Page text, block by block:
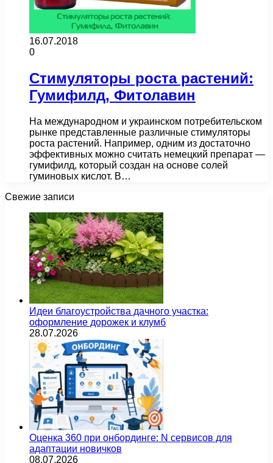
16.07.2018
0
Стимуляторы роста растений:
Гумифилд, Фитолавин
На международном и украинском потребительском
рынке представленные различные стимуляторы
роста растений. Например, одним из достаточно
эффективных можно считать немецкий препарат —
гумифилд, который создан на основе солей
гуминовых кислот. В…
Свежие записи
Идеи благоустройства дачного участка:
оформление дорожек и клумб
28.07.2026
Оценка 360 при онбординге: N сервисов для
адаптации новичков
08.07.2026